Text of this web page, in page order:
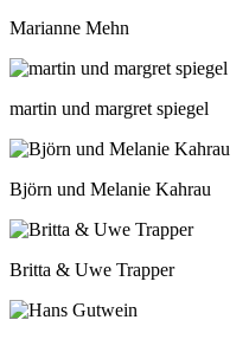
Marianne Mehn
martin und margret spiegel
Björn und Melanie Kahrau
Britta & Uwe Trapper